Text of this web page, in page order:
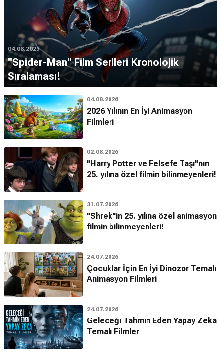
04.08.2026
''Spider-Man'' Film Serileri Kronolojik
Sıralaması!
04.08.2026
2026 Yılının En İyi Animasyon
Filmleri
02.08.2026
"Harry Potter ve Felsefe Taşı"nın
25. yılına özel filmin bilinmeyenleri!
31.07.2026
"Shrek"in 25. yılına özel animasyon
filmin bilinmeyenleri!
24.07.2026
Çocuklar İçin En İyi Dinozor Temalı
Animasyon Filmleri
24.07.2026
Geleceği Tahmin Eden Yapay Zeka
Temalı Filmler